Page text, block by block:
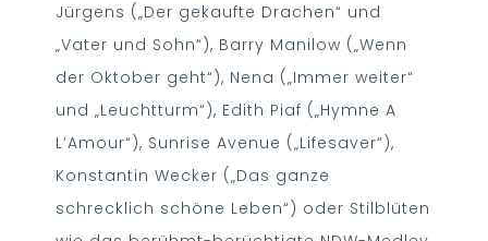
Jürgens („Der gekaufte Drachen“ und
„Vater und Sohn“), Barry Manilow („Wenn
der Oktober geht“), Nena („Immer weiter“
und „Leuchtturm“), Edith Piaf („Hymne A
L’Amour“), Sunrise Avenue („Lifesaver“),
Konstantin Wecker („Das ganze
schrecklich schöne Leben“) oder Stilblüten